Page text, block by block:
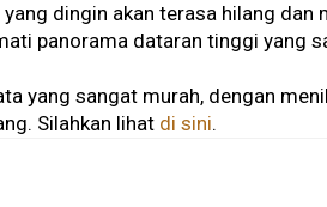
dingin akan terasa hilang
panorama dataran tinggi yang
yang sangat murah, dengan
Silahkan lihat di sini.